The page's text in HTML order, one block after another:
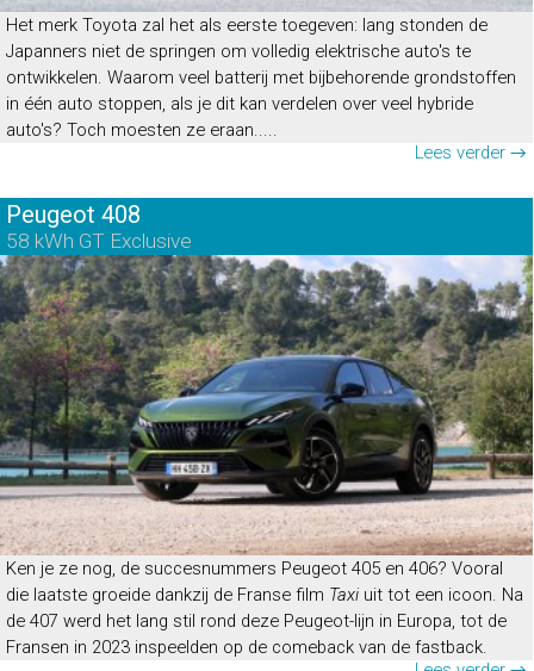
Het merk Toyota zal het als eerste toegeven: lang stonden de
Japanners niet de springen om volledig elektrische auto's te
ontwikkelen. Waarom veel batterij met bijbehorende grondstoffen
in één auto stoppen, als je dit kan verdelen over veel hybride
auto's? Toch moesten ze eraan.....
Lees verder →
Peugeot 408
58 kWh GT Exclusive
Ken je ze nog, de succesnummers Peugeot 405 en 406? Vooral
die laatste groeide dankzij de Franse film Taxi uit tot een icoon. Na
de 407 werd het lang stil rond deze Peugeot-lijn in Europa, tot de
Fransen in 2023 inspeelden op de comeback van de fastback.